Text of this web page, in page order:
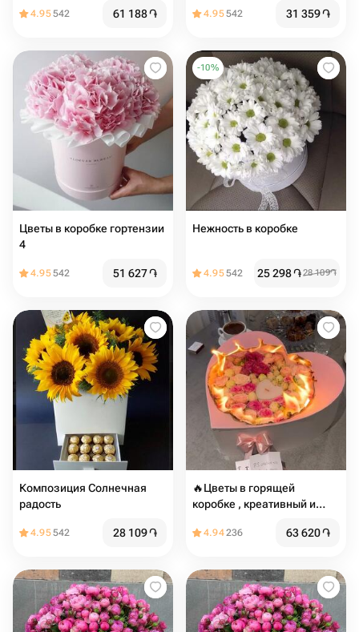
4.95542 61 188֏ 4.95542 31 359֏
Цветы в коробке гортензии
4
4.95542 51 627֏
-10%
Нежность в коробке
4.95542 25 298֏28 109֏
Композиция Солнечная
радость
4.95542 28 109֏
🔥Цветы в горящей
коробке , креативный и
4.94236 63 620֏